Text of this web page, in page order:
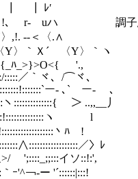
ﾚ′
子悪い時もあ
〈.∧
〉｀ヽ ドンマ
'.,
、/⌒ヾ、
ー- ､` ー- 、
＞ ..,,__丿
ヽ l
丶ﾊ !
／〉ﾚ
イソ::!:',
'´::::::|:::!